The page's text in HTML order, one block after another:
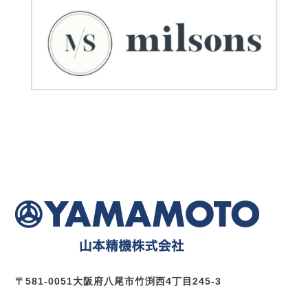
〒581-0051大阪府八尾市竹渕西4丁目245-3